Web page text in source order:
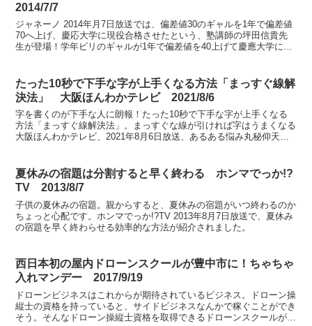
2014/7/7
ジャネーノ 2014年月7日放送では、偏差値30のギャルを1年で偏差値
70へ上げ、慶応大学に現役合格させたという、塾講師の坪田信貴先
生が登場！学年ビリのギャルが1年で偏差値を40上げて慶應大学に現
たった10秒で下手な字が上手くなる方法「まっすぐ線解
決法」 大阪ほんわかテレビ 2021/8/6
字を書くのが下手な人に朗報！たった10秒で下手な字が上手くなる
方法「まっすぐ線解決法」。まっすぐな線が引ければ字はうまくなる
大阪ほんわかテレビ、2021年8月6日放送、あるある悩み丸秘仰天解
夏休みの宿題は分割すると早く終わる ホンマでっか!?
TV 2013/8/7
子供の夏休みの宿題。親からすると、夏休みの宿題がいつ終わるのか
ちょっと心配です。ホンマでっか!?TV 2013年8月7日放送で、夏休み
の宿題を早く終わらせる効率的な方法が紹介されました。
西日本初の屋内ドローンスクールが豊中市に！ちゃちゃ
入れマンデー 2017/9/19
ドローンビジネスはこれからが期待されているビジネス。ドローン操
縦士の資格を持っていると、サイドビジネスなんかで稼ぐことができ
そう。そんなドローン操縦士資格を取得できるドローンスクールが、